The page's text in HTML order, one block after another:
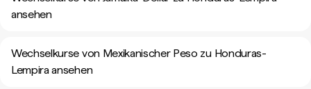
ansehen
Wechselkurse von Mexikanischer Peso zu Honduras-
Lempira ansehen